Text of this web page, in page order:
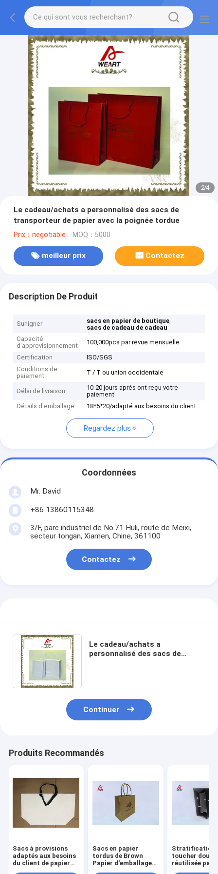
3/4
Le cadeau/achats a personnalisé des sacs de
transporteur de papier avec la poignée tordue
Prix：negotiable MOQ：5000
meilleur prix Contactez
Description De Produit
Surligner sacs en papier de boutique,
sacs de cadeau de cadeau
Capacité
d'approvisionnement
100,000pcs par revue mensuelle
Certification
ISO/SGS
Conditions de
paiement
T / T ou union occidentale
Délai de livraison
10-20 jours après ont reçu votre
paiement
Détails d'emballage
18*5*20/adapté aux besoins du client
Regardez plus
Coordonnées
Mr. David
+86 13860115348
3/F, parc industriel de No.71 Huli, route de Meixi,
secteur tongan, Xiamen, Chine, 361100
Contactez
Le cadeau/achats a
personnalisé des sacs de
Continuer
Produits Recommandés
Sacs à provisions
adaptés aux besoins
du client de papier
Sacs en papier
tordus de Brown
Papier d'emballage
Stratification
toucher doux
réutilisée par